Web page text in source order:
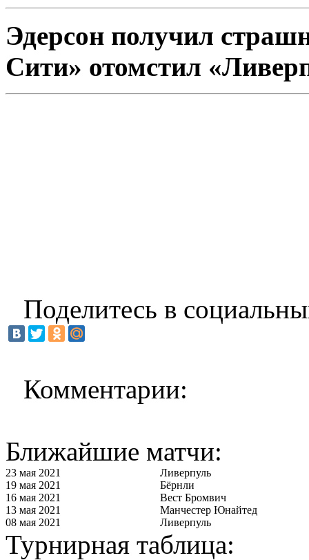
Эдерсон получил
Сити» отомстил
Поделитесь в
Комментарии:
Ближайшие матчи:
23 мая 2021
Ливерпуль
19 мая 2021
Бёрнли
16 мая 2021
Вест Бромвич
13 мая 2021
Манчестер Юнайтед
08 мая 2021
Ливерпуль
Турнирная таблица: